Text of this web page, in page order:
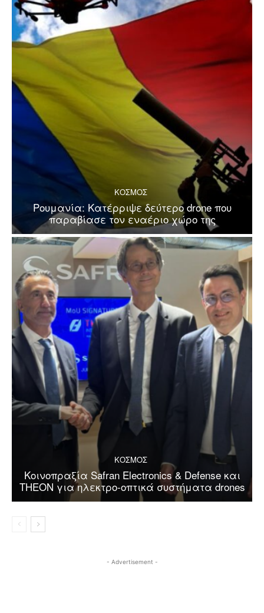
ΚΟΣΜΟΣ
Ρουμανία: Κατέρριψε δεύτερο drone που
παραβίασε τον εναέριο χώρο της
ΚΟΣΜΟΣ
Κοινοπραξία Safran Electronics & Defense και
THEON για ηλεκτρο-οπτικά συστήματα drones
- Advertisement -